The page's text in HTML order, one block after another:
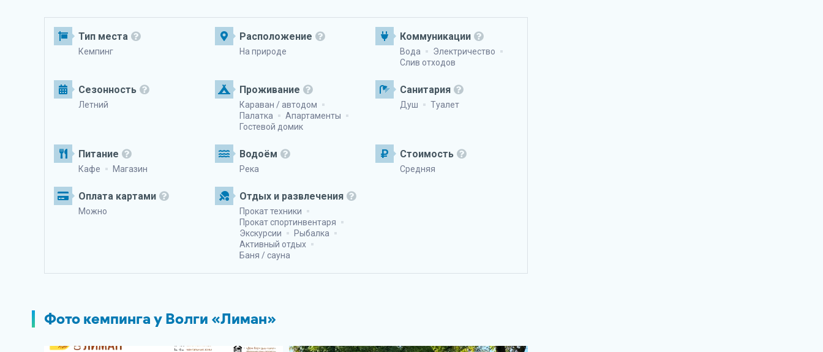
Тип места
Кемпинг
Расположение
На природе
Коммуникации
Вода
Электричество
Слив отходов
Сезонность
Летний
Проживание
Караван / автодом
Палатка
Апартаменты
Гостевой домик
Санитария
Душ Туалет
Питание
Кафе Магазин
Водоём
Река
Стоимость
Средняя
Оплата картами
Можно
Отдых и развлечения
Прокат техники
Прокат спортинвентаря
Экскурсии
Рыбалка
Активный отдых
Баня / сауна
Фото кемпинга у Волги «Лиман»